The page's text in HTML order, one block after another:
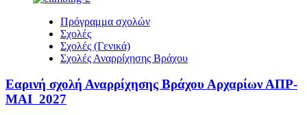
Πρόγραμμα σχολών
Σχολές
Σχολές (Γενικά)
Σχολές Αναρρίχησης Βράχου
Εαρινή σχολή Αναρρίχησης Βράχου Αρχαρίων ΑΠΡ-
ΜΑΙ 2027